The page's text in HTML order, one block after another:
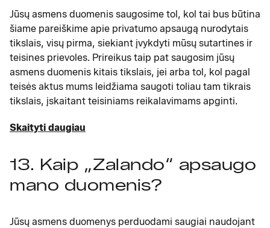
Jūsų asmens duomenis saugosime tol, kol tai bus būtina
šiame pareiškime apie privatumo apsaugą nurodytais
tikslais, visų pirma, siekiant įvykdyti mūsų sutartines ir
teisines prievoles. Prireikus taip pat saugosim jūsų
asmens duomenis kitais tikslais, jei arba tol, kol pagal
teisės aktus mums leidžiama saugoti toliau tam tikrais
tikslais, įskaitant teisiniams reikalavimams apginti.
Skaityti daugiau
13. Kaip „Zalando“ apsaugo
mano duomenis?
Jūsų asmens duomenys perduodami saugiai naudojant